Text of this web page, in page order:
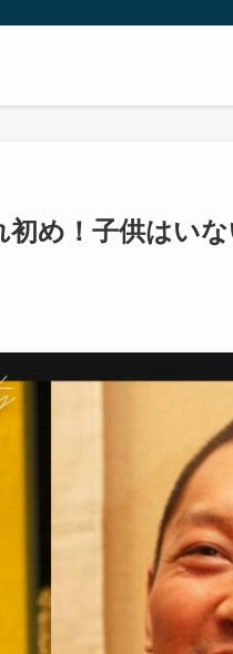
め！子供はい